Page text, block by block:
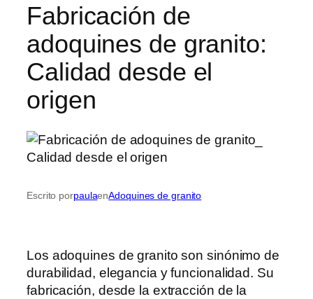
Fabricación de
adoquines de granito:
Calidad desde el
origen
Escrito porpaulaenAdoquines de granito
Los adoquines de granito son sinónimo de
durabilidad, elegancia y funcionalidad. Su
fabricación, desde la extracción de la